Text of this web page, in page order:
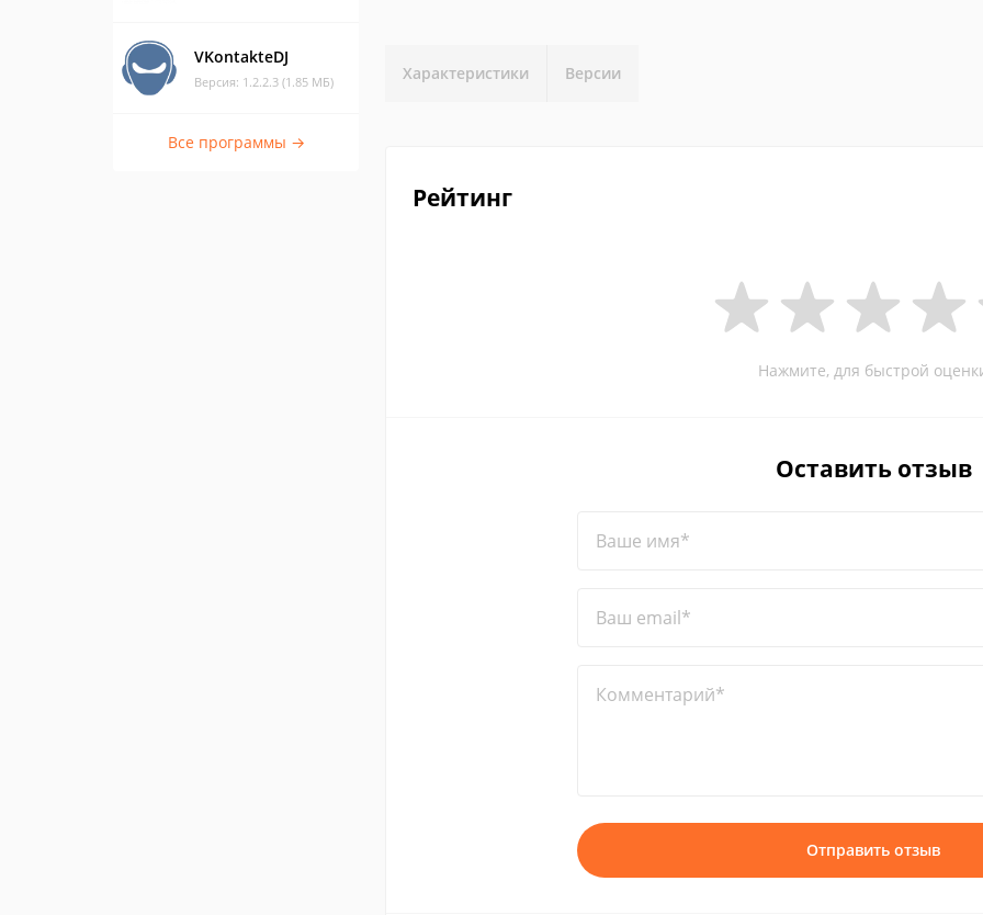
VKontakteDJ
Версия: 1.2.2.3 (1.85 МБ)
Все программы →
Характеристики Версии
Рейтинг
Нажмите, для быстрой
Оставить отзыв
Ваше имя*
Ваш email*
Комментарий*
Отправить отзыв